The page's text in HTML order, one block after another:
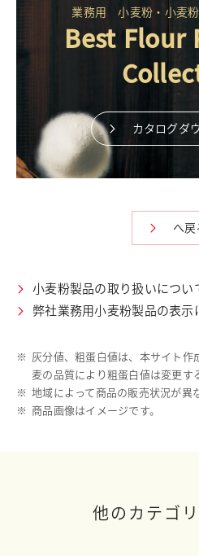
業務用 小麦粉・小麦
Best Flour
カタログダ
へ戻
小麦粉製品の取り扱いについ
弊社業務用小麦粉製品の表示
※ 灰分値、粗蛋白値は、本サイト作
麦の品質により粗蛋白値は変更す
※ 地域によって商品の販売状況が異
※ 商品画像はイメージです。
他のカテゴ